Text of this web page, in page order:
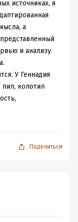
источниках, я
а
и анализу
У Геннадия
колотил
отца с
играть,
было и в
Поделиться